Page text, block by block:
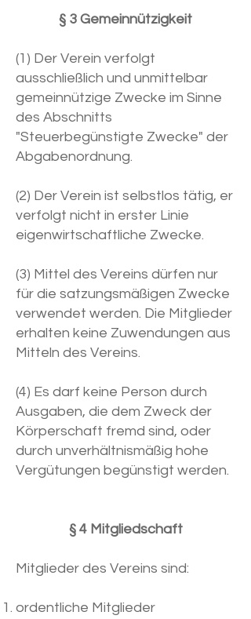
§ 3 Gemeinnützigkeit
(1) Der Verein verfolgt
ausschließlich und unmittelbar
gemeinnützige Zwecke im Sinne
des Abschnitts
"Steuerbegünstigte Zwecke" der
Abgabenordnung.
(2) Der Verein ist selbstlos tätig, er
verfolgt nicht in erster Linie
eigenwirtschaftliche Zwecke.
(3) Mittel des Vereins dürfen nur
für die satzungsmäßigen Zwecke
verwendet werden. Die Mitglieder
erhalten keine Zuwendungen aus
Mitteln des Vereins.
(4) Es darf keine Person durch
Ausgaben, die dem Zweck der
Körperschaft fremd sind, oder
durch unverhältnismäßig hohe
Vergütungen begünstigt werden.
§ 4 Mitgliedschaft
Mitglieder des Vereins sind:
ordentliche Mitglieder